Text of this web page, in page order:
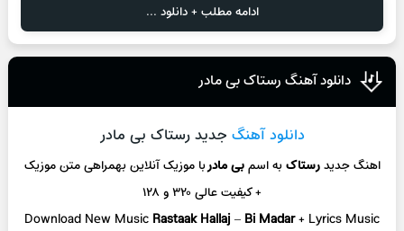
ادامه مطلب + دانلود ...
دانلود آهنگ رستاک بی مادر
دانلود آهنگ جدید رستاک بی مادر
اهنگ جدیدرستاکبه اسمبی مادربا موزیک آنلاینبهمراهی متن موزیک
+ کیفیت عالی ۳۲۰ و ۱۲۸
Download New Music Rastaak Hallaj – Bi Madar+ Lyrics Music